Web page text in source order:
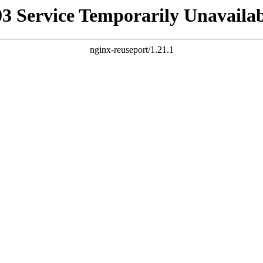
Service Temporarily
nginx-reuseport/1.21.1